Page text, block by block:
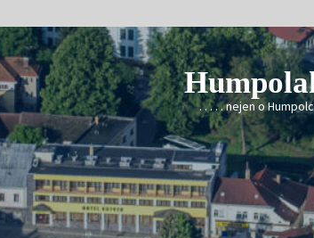
. . . . . nejen o